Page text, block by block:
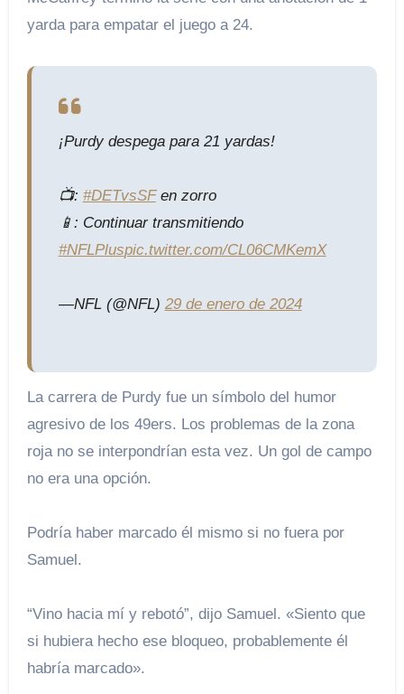
yarda para empatar el juego a 24.
¡Purdy despega para 21 yardas!
📺: #DETvsSFen zorro
📱: Continuar transmitiendo
#NFLPluspic.twitter.com/CL06CMKemX
—NFL (@NFL) 29 de enero de 2024
La carrera de Purdy fue un símbolo del humor
agresivo de los 49ers. Los problemas de la zona
roja no se interpondrían esta vez. Un gol de campo
no era una opción.
Podría haber marcado él mismo si no fuera por
Samuel.
“Vino hacia mí y rebotó”, dijo Samuel. «Siento que
si hubiera hecho ese bloqueo, probablemente él
habría marcado».